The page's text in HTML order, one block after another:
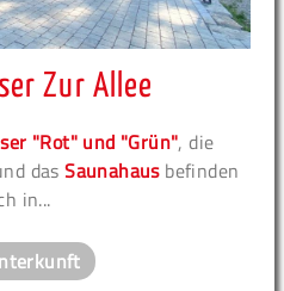
Zur Allee
"Rot" und "Grün", die
dasSaunahausbefinden
in...